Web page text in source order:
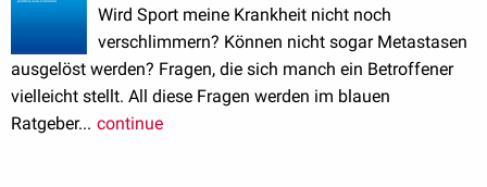
Wird Sport meine Krankheit nicht noch
verschlimmern? Können nicht sogar Metastasen
ausgelöst werden? Fragen, die sich manch ein Betroffener
vielleicht stellt. All diese Fragen werden im blauen
Ratgeber... continue